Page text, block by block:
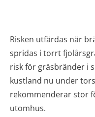
Risken utfärdas när
spridas i torrt
risk för gräsbränder i
kustland nu under
rekommenderar stor
utomhus.